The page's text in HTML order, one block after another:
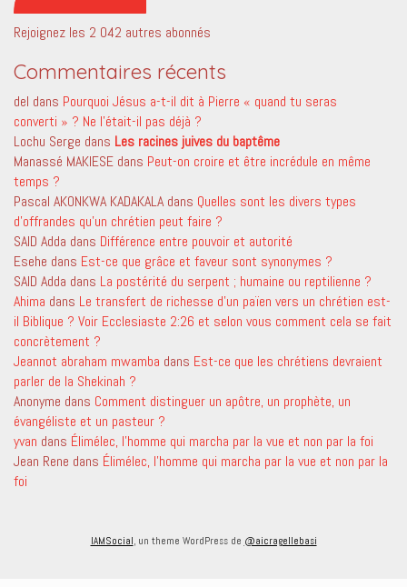
Rejoignez les 2 042 autres abonnés
Commentaires récents
del dans Pourquoi Jésus a-t-il dit à Pierre « quand tu seras
converti » ? Ne l’était-il pas déjà ?
Lochu Serge dans Les racines juives du baptême
Manassé MAKIESE dans Peut-on croire et être incrédule en même
temps ?
Pascal AKONKWA KADAKALA dans Quelles sont les divers types
d’offrandes qu’un chrétien peut faire ?
SAID Adda dans Différence entre pouvoir et autorité
Esehe dans Est-ce que grâce et faveur sont synonymes ?
SAID Adda dans La postérité du serpent ; humaine ou reptilienne ?
Ahima dans Le transfert de richesse d’un païen vers un chrétien est-
il Biblique ? Voir Ecclesiaste 2:26 et selon vous comment cela se fait
concrètement ?
Jeannot abraham mwamba dans Est-ce que les chrétiens devraient
parler de la Shekinah ?
Anonyme dans Comment distinguer un apôtre, un prophète, un
évangéliste et un pasteur ?
yvan dans Élimélec, l’homme qui marcha par la vue et non par la foi
Jean Rene dans Élimélec, l’homme qui marcha par la vue et non par la
foi
IAMSocial , un theme WordPress de @aicragellebasi